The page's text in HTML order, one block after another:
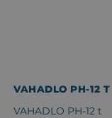
VAHADLO PH-12 T
VAHADLO PH-12 t